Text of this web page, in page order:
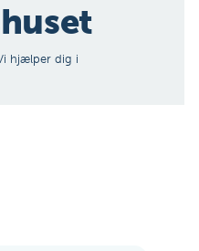
hjælper dig i